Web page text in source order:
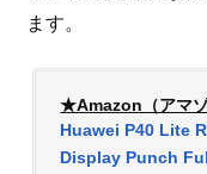
ます。
★Amazon（アマ
Huawei P40 Lite
Display Punch